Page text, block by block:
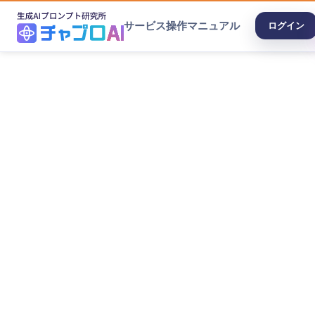
サービス操作マニュアル ログイン